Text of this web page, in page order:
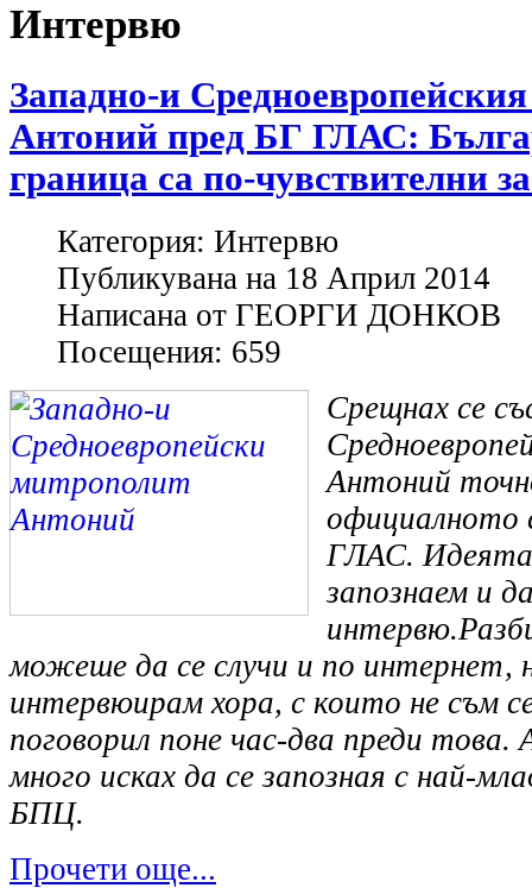
Интервю
Западно-и
Антоний пред БГ ГЛАС:
граница са по-чувствителни
Категория: Интервю
Публикувана на 18 Април 2014
Написана от ГЕОРГИ ДОНКОВ
Посещения: 659
Срещнах се
Антоний
официалното
ГЛАС.
запознаем и
можеше да се случи и по интернет,
интервюирам хора, с които не съм
поговорил поне час-два преди това.
много исках да се запозная с най-
БПЦ.
Прочети още...